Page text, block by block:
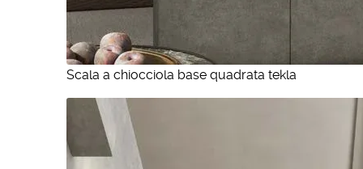
Scala a chiocciola base quadrata tekla